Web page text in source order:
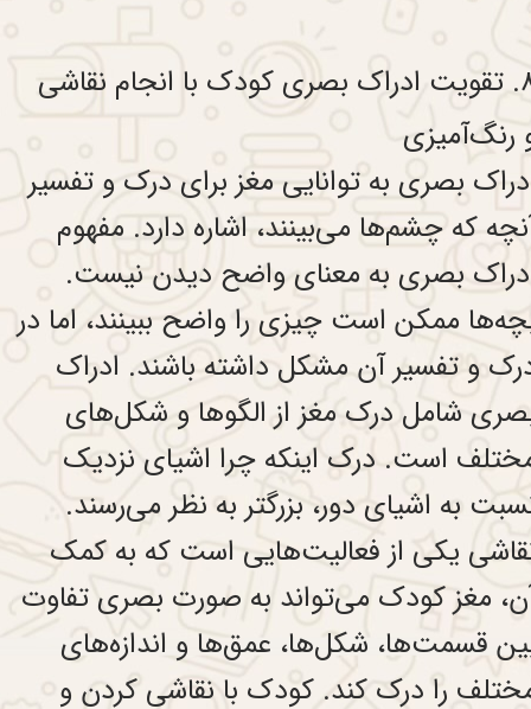
۸. تقویت ادراک بصری کودک با انجام نقاشی
رنگ‌آمیزی
بصری به توانایی مغز برای درک و تفسیر
که چشم‌ها می‌بینند، اشاره دارد. مفهوم
بصری به معنای واضح دیدن نیست.
ممکن است چیزی را واضح ببینند، اما در
و تفسیر آن مشکل داشته باشند. ادراک
شامل درک مغز از الگوها و شکل‌های
است. درک اینکه چرا اشیای نزدیک
به اشیای دور، بزرگتر به نظر می‌رسند.
یکی از فعالیت‌هایی است که به کمک
مغز کودک می‌تواند به صورت بصری تفاوت
قسمت‌ها، شکل‌ها، عمق‌‌ها و اندازه‌های
را درک کند. کودک با نقاشی کردن و